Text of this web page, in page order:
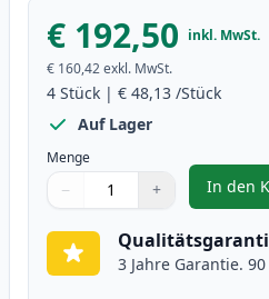
€ 192,50 inkl. MwSt.
€ 160,42exkl. MwSt.
4 Stück | € 48,13 /Stück
Auf Lager
Menge
Verwenden Sie die Tasten,
− +
1
In den,
3 Jahre Garantie.